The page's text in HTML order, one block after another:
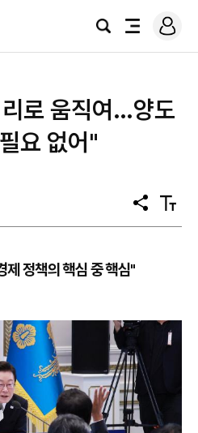
검
전
로
그
로 움직여…양도
요 없어"
공
유
텍
스
제 정책의 핵심 중 핵심"